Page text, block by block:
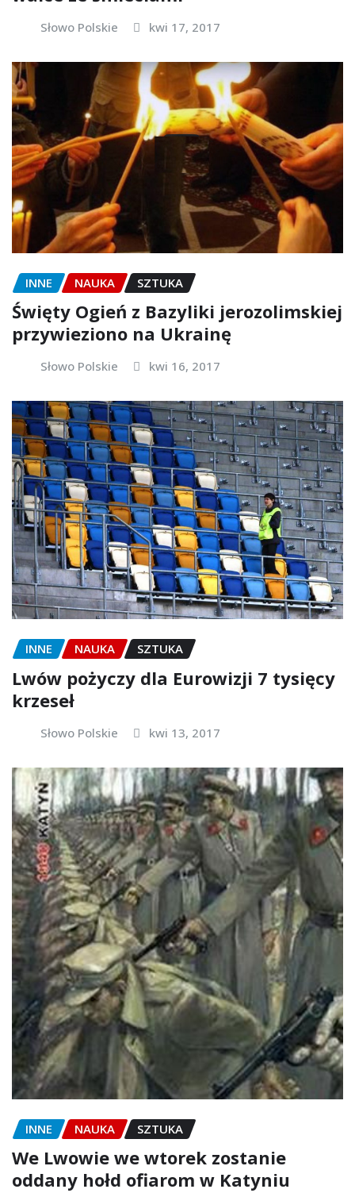
Słowo Polskie kwi 17, 2017
INNE NAUKA SZTUKA
Święty Ogień z Bazyliki jerozolimskiej
przywieziono na Ukrainę
Słowo Polskie kwi 16, 2017
INNE NAUKA SZTUKA
Lwów pożyczy dla Eurowizji 7 tysięcy
krzeseł
Słowo Polskie kwi 13, 2017
INNE NAUKA SZTUKA
We Lwowie we wtorek zostanie
oddany hołd ofiarom w Katyniu